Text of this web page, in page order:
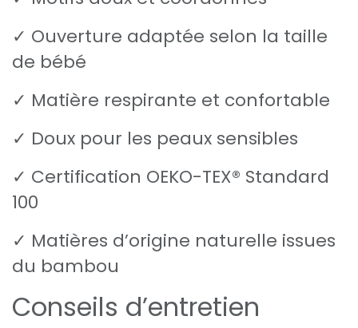
✓ Ouverture adaptée selon la taille
de bébé
✓ Matière respirante et confortable
✓ Doux pour les peaux sensibles
✓ Certification OEKO-TEX® Standard
100
✓ Matières d’origine naturelle issues
du bambou
Conseils d’entretien